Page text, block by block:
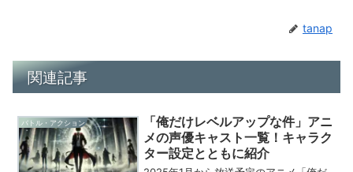
tanap
関連記事
バトル・アクション
「俺だけレベルアップな件」アニ
メの声優キャスト一覧！キャラク
ター設定とともに紹介